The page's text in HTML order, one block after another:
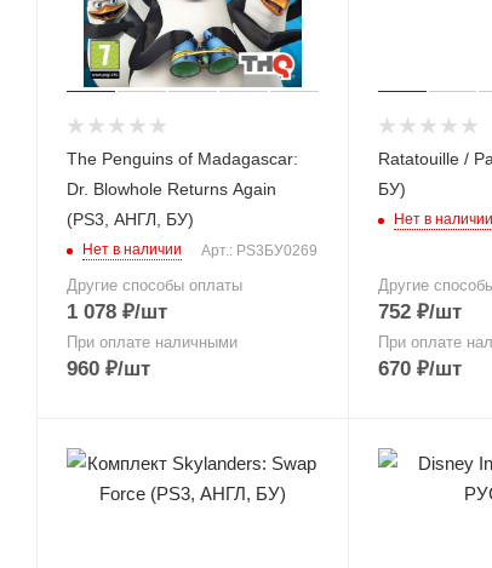
The Penguins of Madagascar:
Dr. Blowhole Returns Again
(PS3, АНГЛ, БУ)
Нет в наличии Арт.: PS3БУ0269
Другие способы оплаты
1 078 ₽/шт
При оплате наличными
960 ₽/шт
Ratatouille /
БУ)
Нет в наличии
Другие
752₽/шт
При оплате
670₽/шт